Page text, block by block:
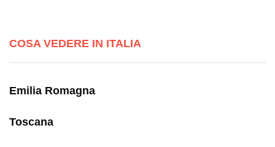
COSA VEDERE IN ITALIA
Emilia Romagna
Toscana